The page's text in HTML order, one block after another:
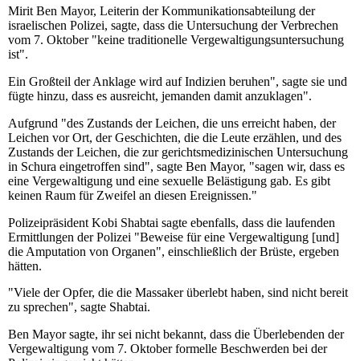
Mirit Ben Mayor, Leiterin der Kommunikationsabteilung der
israelischen Polizei, sagte, dass die Untersuchung der Verbrechen
vom 7. Oktober "keine traditionelle Vergewaltigungsuntersuchung
ist".
Ein Großteil der Anklage wird auf Indizien beruhen", sagte sie und
fügte hinzu, dass es ausreicht, jemanden damit anzuklagen".
Aufgrund "des Zustands der Leichen, die uns erreicht haben, der
Leichen vor Ort, der Geschichten, die die Leute erzählen, und des
Zustands der Leichen, die zur gerichtsmedizinischen Untersuchung
in Schura eingetroffen sind", sagte Ben Mayor, "sagen wir, dass es
eine Vergewaltigung und eine sexuelle Belästigung gab. Es gibt
keinen Raum für Zweifel an diesen Ereignissen."
Polizeipräsident Kobi Shabtai sagte ebenfalls, dass die laufenden
Ermittlungen der Polizei "Beweise für eine Vergewaltigung [und]
die Amputation von Organen", einschließlich der Brüste, ergeben
hätten.
"Viele der Opfer, die die Massaker überlebt haben, sind nicht bereit
zu sprechen", sagte Shabtai.
Ben Mayor sagte, ihr sei nicht bekannt, dass die Überlebenden der
Vergewaltigung vom 7. Oktober formelle Beschwerden bei der